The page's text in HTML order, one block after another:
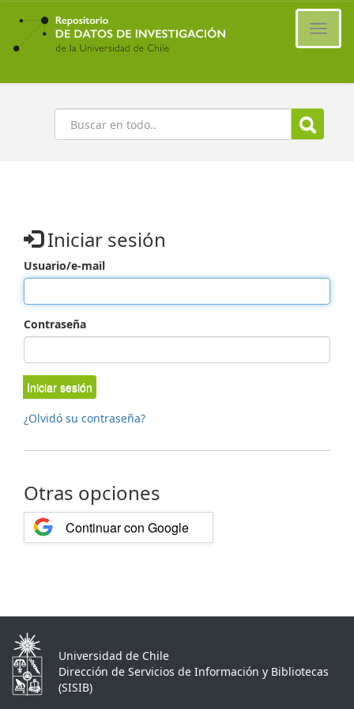
Ir
contenido
principal
Buscar
Iniciar sesión
Usuario/e-mail
Contraseña
Iniciar sesión
¿Olvidó su contraseña?
Otras opciones
Continuar con Google
Universidad de Chile
Dirección de Servicios de Información y Bibliotecas
(SISIB)